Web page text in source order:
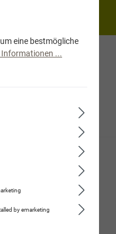
eine bestmögliche
Informationen ...
by emarketing